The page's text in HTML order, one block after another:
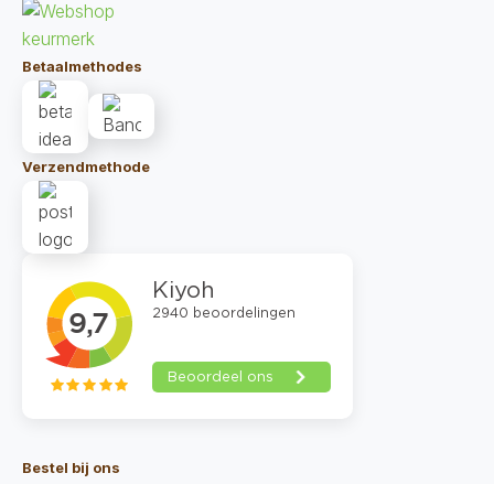
Betaalmethodes
Verzendmethode
Bestel bij ons